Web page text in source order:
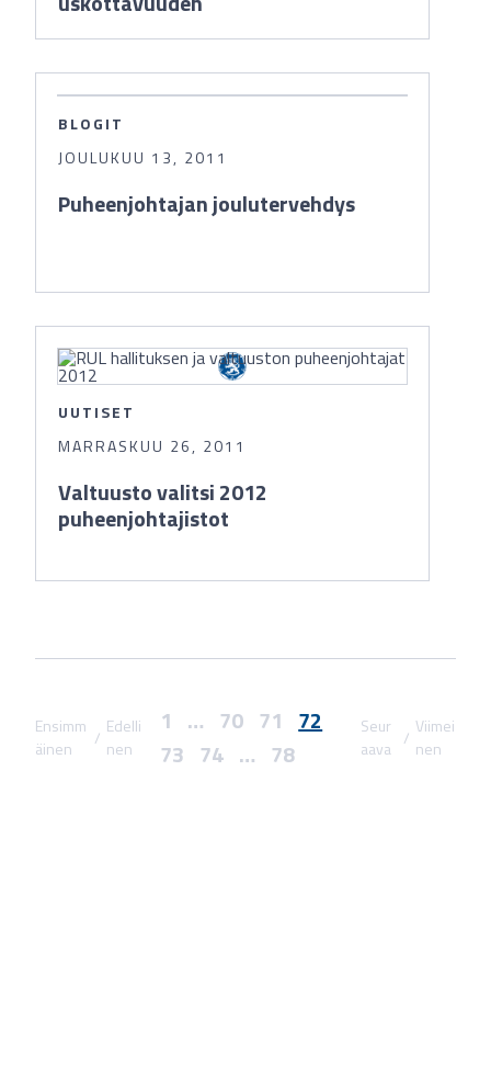
BLOGIT
JOULUKUU 13, 2011
Puheenjohtajan joulutervehdys
UUTISET
MARRASKUU 26, 2011
Valtuusto valitsi 2012
puheenjohtajistot
Ensimm
äinen
/ Edelli
nen
1 … 70 71 72
73 74 … 78
Seur
aava / Viimei
nen